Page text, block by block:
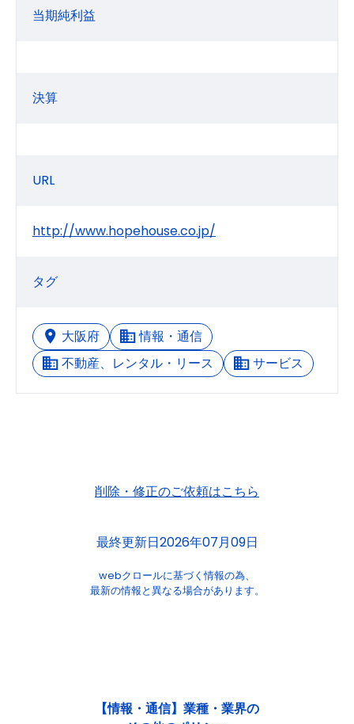
当期純利益
決算
URL
http://www.hopehouse.co.jp/
タグ
大阪府
情報・通信
不動産、レンタル・リース
サービス
削除・修正のご依頼はこちら
最終更新日2026年07月09日
webクロールに基づく情報の為、
最新の情報と異なる場合があります。
【情報・通信】業種・業界の